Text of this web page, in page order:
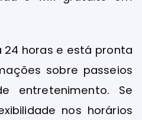
horas e está pronta
sobre passeios
entretenimento. Se
nos horários